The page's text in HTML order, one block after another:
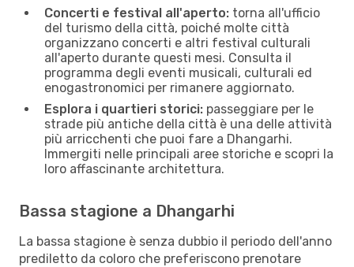
Concerti e festival all'aperto: torna all'ufficio
del turismo della città, poiché molte città
organizzano concerti e altri festival culturali
all'aperto durante questi mesi. Consulta il
programma degli eventi musicali, culturali ed
enogastronomici per rimanere aggiornato.
Esplora i quartieri storici: passeggiare per le
strade più antiche della città è una delle attività
più arricchenti che puoi fare a Dhangarhi.
Immergiti nelle principali aree storiche e scopri la
loro affascinante architettura.
Bassa stagione a Dhangarhi
La bassa stagione è senza dubbio il periodo dell'anno
prediletto da coloro che preferiscono prenotare